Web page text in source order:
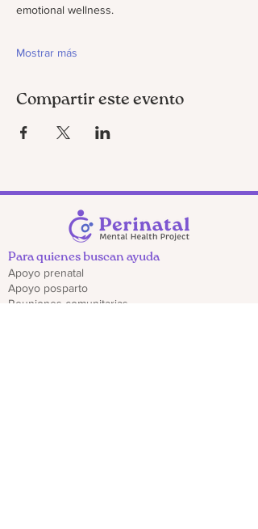
emotional wellness.
Mostrar más
Compartir este evento
Para quienes buscan ayuda
Apoyo prenatal
Apoyo posparto
Reuniones comunitarias